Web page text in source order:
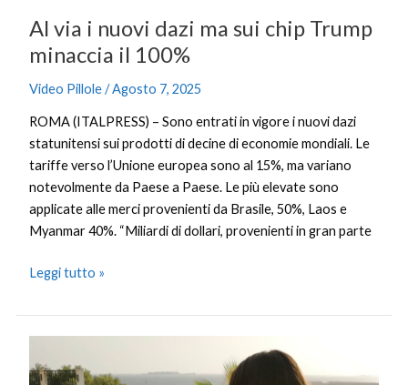
Al via i nuovi dazi ma sui chip Trump
minaccia il 100%
Video Pillole/Agosto 7, 2025
ROMA (ITALPRESS) – Sono entrati in vigore i nuovi dazi
statunitensi sui prodotti di decine di economie mondiali. Le
tariffe verso l’Unione europea sono al 15%, ma variano
notevolmente da Paese a Paese. Le più elevate sono
applicate alle merci provenienti da Brasile, 50%, Laos e
Myanmar 40%. “Miliardi di dollari, provenienti in gran parte
il
100%
Leggi tutto »
soggiorni